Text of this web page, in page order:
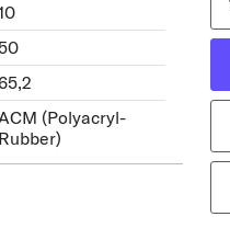
50
(Polyacryl-
Rubber)